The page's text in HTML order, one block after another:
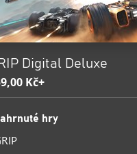
Digital Deluxe
Kč+
hry